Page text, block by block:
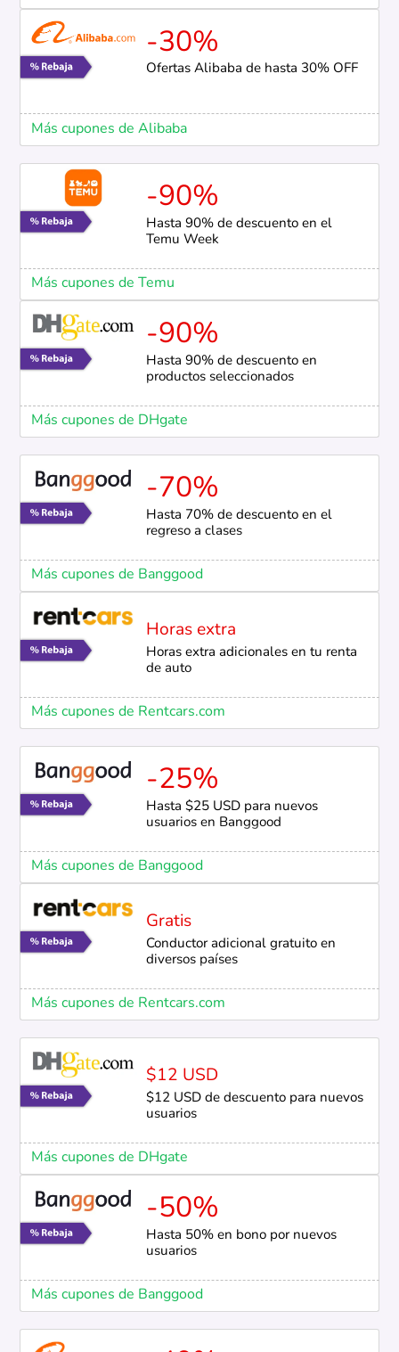
-30%
Ofertas Alibaba de hasta 30% OFF
Más cupones de Alibaba
-90%
Hasta 90% de descuento en el
Temu Week
Más cupones de Temu
-90%
Hasta 90% de descuento en
productos seleccionados
Más cupones de DHgate
-70%
Hasta 70% de descuento en el
regreso a clases
Más cupones de Banggood
Horas extra
Horas extra adicionales en tu renta
de auto
Más cupones de Rentcars.com
-25%
Hasta $25 USD para nuevos
usuarios en Banggood
Más cupones de Banggood
Gratis
Conductor adicional gratuito en
diversos países
Más cupones de Rentcars.com
$12 USD
$12 USD de descuento para nuevos
usuarios
Más cupones de DHgate
-50%
Hasta 50% en bono por nuevos
usuarios
Más cupones de Banggood